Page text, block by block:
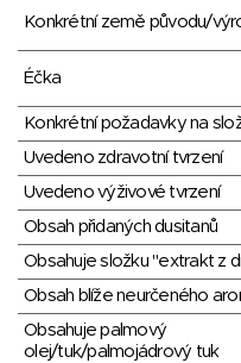
Konkrétní země původu/
Éčka
Konkrétní požadavky na
Uvedeno zdravotní tvrzení
Uvedeno výživové tvrzení
Obsah přidaných dusitanů
Obsahuje složku "extrakt z
Obsah blíže neurčeného
Obsahuje palmový
olej/tuk/palmojádrový tuk